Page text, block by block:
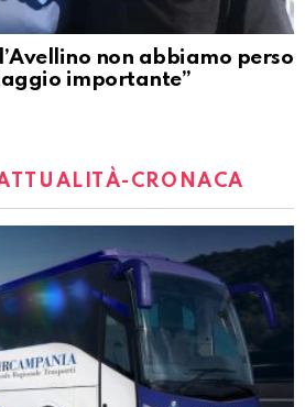
non abbiamo perso
importante”
CRONACA